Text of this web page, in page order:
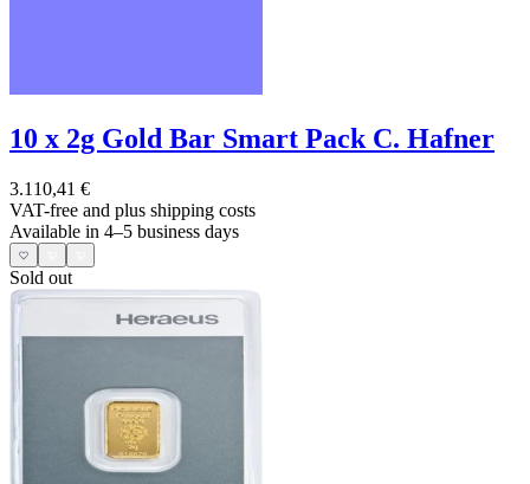
10 x 2g Gold Bar Smart Pack C. Hafner
3.110,41 €
VAT-free and plus shipping costs
Available in 4–5 business days
Sold out